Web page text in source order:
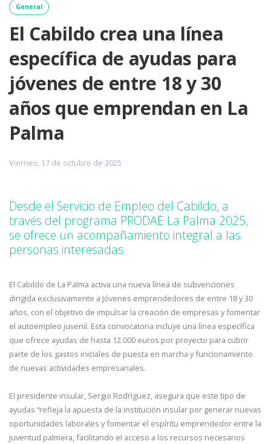
General
El Cabildo crea una línea
específica de ayudas para
jóvenes de entre 18 y 30
años que emprendan en La
Palma
Viernes, 17 de octubre de 2025
Desde el Servicio de Empleo del Cabildo, a
través del programa PRODAE La Palma 2025,
se ofrece un acompañamiento integral a las
personas interesadas
El Cabildo de La Palma activa una nueva línea de subvenciones
dirigida exclusivamente a jóvenes emprendedores de entre 18 y 30
años, con el objetivo de impulsar la creación de empresas y fomentar
el autoempleo juvenil. Esta convocatoria incluye una línea específica
que ofrece ayudas de hasta 12.000 euros por proyecto para cubrir
parte de los gastos iniciales de puesta en marcha y funcionamiento
de nuevas actividades empresariales.
El presidente insular, Sergio Rodríguez, asegura que este tipo de
ayudas “refleja la apuesta de la institución insular por generar nuevas
oportunidades laborales y fomentar el espíritu emprendedor entre la
juventud palmera, facilitando el acceso a los recursos necesarios